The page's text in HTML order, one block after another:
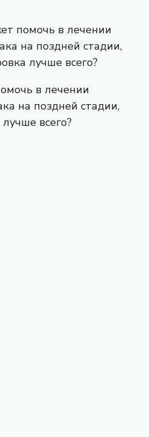
в лечении
на поздней стадии,
всего?